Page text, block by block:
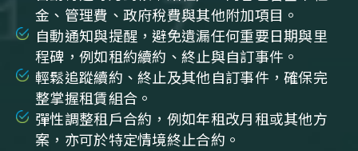
金、管理費、政府稅費與其他附加項目。
自動通知與提醒，避免遺漏任何重要日期與里
程碑，例如租約續約、終止與自訂事件。
輕鬆追蹤續約、終止及其他自訂事件，確保完
整掌握租賃組合。
彈性調整租戶合約，例如年租改月租或其他方
案，亦可於特定情境終止合約。